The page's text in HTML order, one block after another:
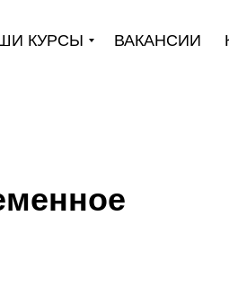
КУРСЫ ВАКАНСИИ